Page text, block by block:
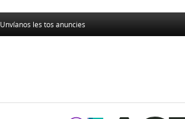
Unvíanos les tos anuncies